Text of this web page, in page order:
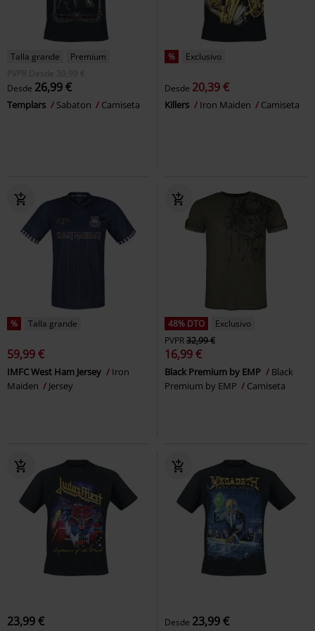
Talla grande
Premium
PVPR
Desde 30,99 €
Desde 26,99 €
Templars Sabaton Camiseta
% Exclusivo
Desde 20,39 €
Killers Iron Maiden Camiseta
% Talla grande
59,99 €
IMFC West Ham Jersey
Iron
Maiden
Jersey
48% DTO
Exclusivo
PVPR32,99 €
16,99 €
Black Premium by EMP
Black
Premium by EMP
Camiseta
23,99 € Desde 23,99 €